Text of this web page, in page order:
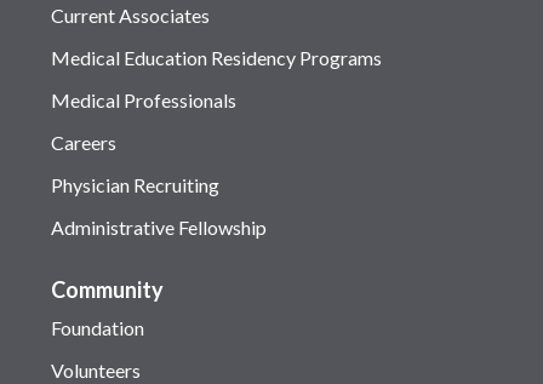
Current Associates
Medical Education Residency Programs
Medical Professionals
Careers
Physician Recruiting
Administrative Fellowship
Community
Foundation
Volunteers